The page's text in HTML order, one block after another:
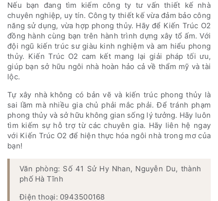
Nếu bạn đang tìm kiếm công ty tư vấn thiết kế nhà
chuyên nghiệp, uy tín. Công ty thiết kế vừa đảm bảo công
năng sử dụng, vừa hợp phong thủy. Hãy để Kiến Trúc O2
đồng hành cùng bạn trên hành trình dựng xây tổ ấm. Với
đội ngũ kiến ​​trúc sư giàu kinh nghiệm và am hiểu phong
thủy. Kiến Trúc O2 cam kết mang lại giải pháp tối ưu,
giúp bạn sở hữu ngôi nhà hoàn hảo cả về thẩm mỹ và tài
lộc.
Tự xây nhà không có bản vẽ và kiến ​​trúc phong thủy là
sai lầm mà nhiều gia chủ phải mắc phải. Để tránh phạm
phong thủy và sở hữu không gian sống lý tưởng. Hãy luôn
tìm kiếm sự hỗ trợ từ các chuyên gia. Hãy liên hệ ngay
với Kiến Trúc O2 để hiện thực hóa ngôi nhà trong mơ của
bạn!
Văn phòng: Số 41 Sử Hy Nhan, Nguyễn Du, thành
phố Hà Tĩnh
Điện thoại: 0943500168